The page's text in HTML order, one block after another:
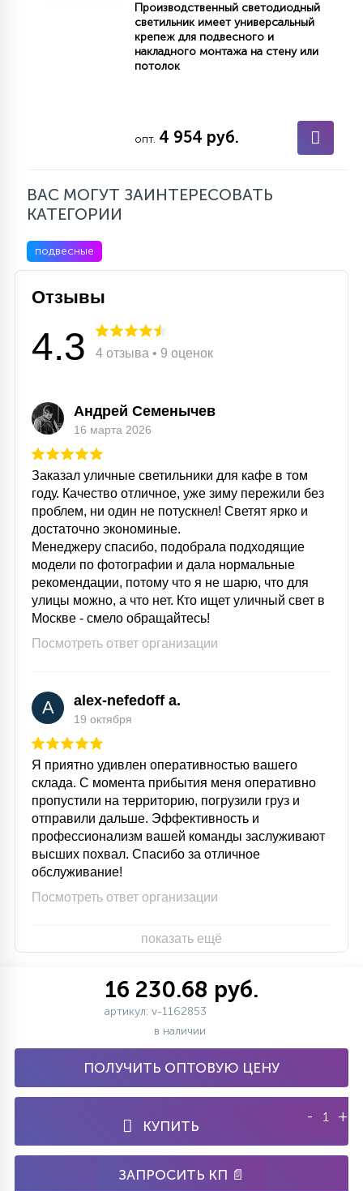
Производственный светодиодный
светильник имеет универсальный
крепеж для подвесного и
накладного монтажа на стену или
потолок
опт. 4 954 руб.
ВАС МОГУТ ЗАИНТЕРЕСОВАТЬ
КАТЕГОРИИ
подвесные
Отзывы
4.3 4 отзыва • 9 оценок
Андрей Семенычев
16 марта 2026
Заказал уличные светильники для кафе в том
году. Качество отличное, уже зиму пережили без
проблем, ни один не потускнел! Светят ярко и
достаточно экономиные.
Менеджеру спасибо, подобрала подходящие
модели по фотографии и дала нормальные
рекомендации, потому что я не шарю, что для
улицы можно, а что нет. Кто ищет уличный свет в
Москве - смело обращайтесь!
Посмотреть ответ организации
A alex-nefedoff a.
19 октября
Я приятно удивлен оперативностью вашего
склада. С момента прибытия меня оперативно
пропустили на территорию, погрузили груз и
отправили дальше. Эффективность и
профессионализм вашей команды заслуживают
высших похвал. Спасибо за отличное
обслуживание!
Посмотреть ответ организации
показать ещё
16 230.68 руб.
артикул: v-1162853
в наличии
ПОЛУЧИТЬ ОПТОВУЮ ЦЕНУ
КУПИТЬ
- +
ЗАПРОСИТЬ КП 📄